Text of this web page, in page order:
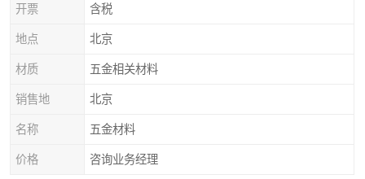
开票 含税
地点 北京
材质 五金相关材料
销售地 北京
名称 五金材料
价格 咨询业务经理